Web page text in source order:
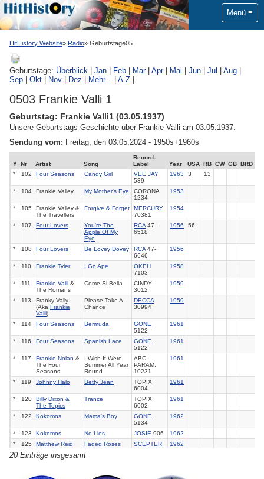
Menü
HitHistory Website Radio Geburtstage05
Geburtstage: Überblick Jan Feb Mar| Apr| Mai Jun Jul Aug
Sep
Okt Nov Dez Mehr... A-Z
0503 Frankie Valli 1
Geburtstag: Frankie Valli1 (03.05.1937)
Unsere Geburtstags-Geschichte über Frankie Valli am 03.05.1937.
Sendung vom: Freitag, den 03.05.2024 - 1950s+1960s
Y Nr Artist Song
Record-
Label
Year USA RB CW GB
BRD
*
102 Four Seasons Candy Girl
VEE JAY
539
1963 3 13
* 104 Frankie Valley My Mother's Eye
CORONA
1234
1953
* 105
Frankie Valley &
The Travellers
Forgive & Forget
MERCURY
70381
1954
* 107 Four Lovers
You're The
Apple Of My
Eye
RCA47-
6518
1956 56
* 108 Four Lovers Be Lovey Dovey RCA47-
6646
1956
* 110 Frankie Tyler I Go Ape
OKEH
7103
1958
* 111 Frankie Valli &
The Romans
Come Si Bella
CINDY
3012
1959
* 113
Franky Vally
(Aka Frankie
Valli)
Please Take A
Chance
DECCA
30994
1959
* 114 Four Seasons Bermuda
GONE
5122
1961
* 116 Four Seasons Spanish Lace
GONE
5122
1961
* 117 Frankie Nolan &
The Four
Seasons
I Wish It Were
Summer All Year
Round
ABC-
PARAM.
10231
1961
* 119 Johnny Halo Betty Jean
TOPIX
6004
1961
* 120
Billy Dixon &
The Topics
Trance
TOPIX
6002
1961
* 122 Kokomos Mama's Boy
GONE
5134
1962
* 123 Kokomos No Lies JOSIE 906
1962
*
125 Matthew Reid
Faded Roses
Song)
SCEPTER
1962
Sherry
20 Einträge insgesamt